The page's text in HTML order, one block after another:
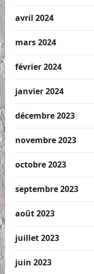
avril 2024
mars 2024
février 2024
janvier 2024
décembre 2023
novembre 2023
octobre 2023
septembre 2023
août 2023
juillet 2023
juin 2023